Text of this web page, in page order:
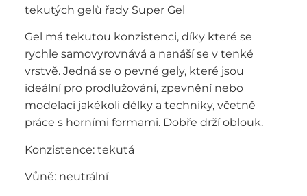
tekutých gelů řady Super Gel
Gel má tekutou konzistenci, díky které se
rychle samovyrovnává a nanáší se v tenké
vrstvě. Jedná se o pevné gely, které jsou
ideální pro prodlužování, zpevnění nebo
modelaci jakékoli délky a techniky, včetně
práce s horními formami. Dobře drží oblouk.
Konzistence: tekutá
Vůně: neutrální